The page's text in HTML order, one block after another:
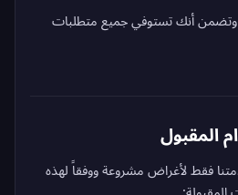
وتضمن أنك تستوفي جميع متطلبات
فقط لأغراض مشروعة ووفقاً لهذه